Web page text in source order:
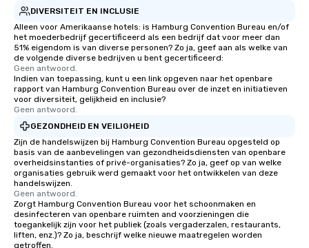
DIVERSITEIT EN INCLUSIE
Alleen voor Amerikaanse hotels: is Hamburg Convention Bureau en/of
het moederbedrijf gecertificeerd als een bedrijf dat voor meer dan
51% eigendom is van diverse personen? Zo ja, geef aan als welke van
de volgende diverse bedrijven u bent gecertificeerd:
Geen antwoord.
Indien van toepassing, kunt u een link opgeven naar het openbare
rapport van Hamburg Convention Bureau over de inzet en initiatieven
voor diversiteit, gelijkheid en inclusie?
Geen antwoord.
GEZONDHEID EN VEILIGHEID
Zijn de handelswijzen bij Hamburg Convention Bureau opgesteld op
basis van de aanbevelingen van gezondheidsdiensten van openbare
overheidsinstanties of privé-organisaties? Zo ja, geef op van welke
organisaties gebruik werd gemaakt voor het ontwikkelen van deze
handelswijzen.
Geen antwoord.
Zorgt Hamburg Convention Bureau voor het schoonmaken en
desinfecteren van openbare ruimten and voorzieningen die
toegankelijk zijn voor het publiek (zoals vergaderzalen, restaurants,
liften, enz.)? Zo ja, beschrijf welke nieuwe maatregelen worden
getroffen.